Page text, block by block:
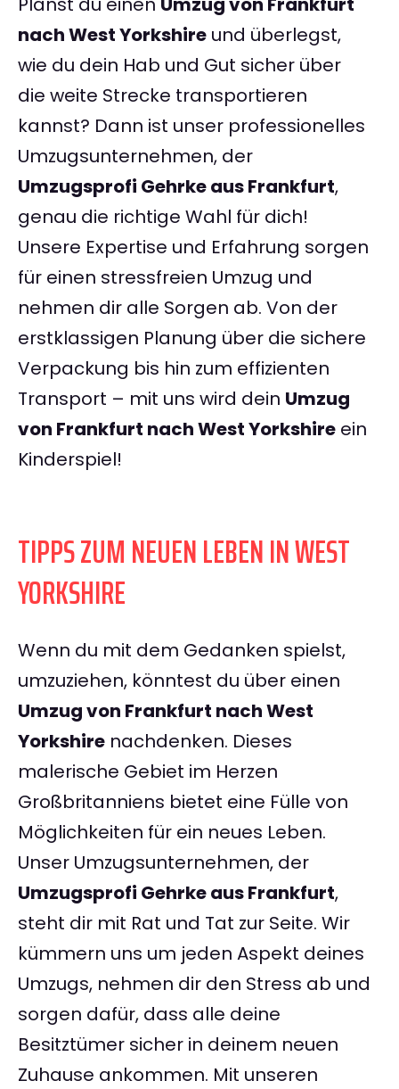
nach West Yorkshire und überlegst,
wie du dein Hab und Gut sicher über
die weite Strecke transportieren
kannst? Dann ist unser professionelles
Umzugsunternehmen, der
Umzugsprofi Gehrke aus Frankfurt,
genau die richtige Wahl für dich!
Unsere Expertise und Erfahrung sorgen
für einen stressfreien Umzug und
nehmen dir alle Sorgen ab. Von der
erstklassigen Planung über die sichere
Verpackung bis hin zum effizienten
Transport – mit uns wird dein Umzug
von Frankfurt nach West Yorkshire ein
Kinderspiel!
TIPPS ZUM NEUEN LEBEN IN WEST
YORKSHIRE
Wenn du mit dem Gedanken spielst,
umzuziehen, könntest du über einen
Umzug von Frankfurt nach West
Yorkshire nachdenken. Dieses
malerische Gebiet im Herzen
Großbritanniens bietet eine Fülle von
Möglichkeiten für ein neues Leben.
Unser Umzugsunternehmen, der
Umzugsprofi Gehrke aus Frankfurt,
steht dir mit Rat und Tat zur Seite. Wir
kümmern uns um jeden Aspekt deines
Umzugs, nehmen dir den Stress ab und
sorgen dafür, dass alle deine
Besitztümer sicher in deinem neuen
Zuhause ankommen. Mit unseren